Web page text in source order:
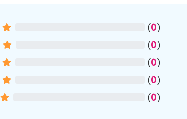
(0)
(0)
(0)
(0)
(0)